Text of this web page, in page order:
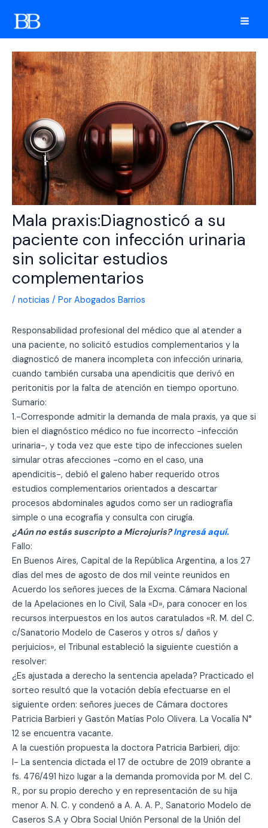
Mala praxis:Diagnosticó a su
paciente con infección urinaria
sin solicitar estudios
complementarios
/ noticias / Por Abogados Barrios
Responsabilidad profesional del médico que al atender a
una paciente, no solicitó estudios complementarios y la
diagnosticó de manera incompleta con infección urinaria,
cuando también cursaba una apendicitis que derivó en
peritonitis por la falta de atención en tiempo oportuno.
Sumario:
1.-Corresponde admitir la demanda de mala praxis, ya que si
bien el diagnóstico médico no fue incorrecto -infección
urinaria-, y toda vez que este tipo de infecciones suelen
simular otras afecciones -como en el caso, una
apendicitis-, debió el galeno haber requerido otros
estudios complementarios orientados a descartar
procesos abdominales agudos como ser un radiografía
simple o una ecografía y consulta con cirugía.
¿Aún no estás suscripto a Microjuris?Ingresá aquí.
Fallo:
En Buenos Aires, Capital de la República Argentina, a los 27
días del mes de agosto de dos mil veinte reunidos en
Acuerdo los señores jueces de la Excma. Cámara Nacional
de la Apelaciones en lo Civil, Sala «D», para conocer en los
recursos interpuestos en los autos caratulados «R. M. del C.
c/Sanatorio Modelo de Caseros y otros s/ daños y
perjuicios», el Tribunal estableció la siguiente cuestión a
resolver:
¿Es ajustada a derecho la sentencia apelada? Practicado el
sorteo resultó que la votación debía efectuarse en el
siguiente orden: señores jueces de Cámara doctores
Patricia Barbieri y Gastón Matías Polo Olivera. La Vocalía N°
12 se encuentra vacante.
A la cuestión propuesta la doctora Patricia Barbieri, dijo:
I- La sentencia dictada el 17 de octubre de 2019 obrante a
fs. 476/491 hizo lugar a la demanda promovida por M. del C.
R., por su propio derecho y en representación de su hija
menor A. N. C. y condenó a A. A. A. P., Sanatorio Modelo de
Caseros S.A y Obra Social Unión Personal de la Unión del